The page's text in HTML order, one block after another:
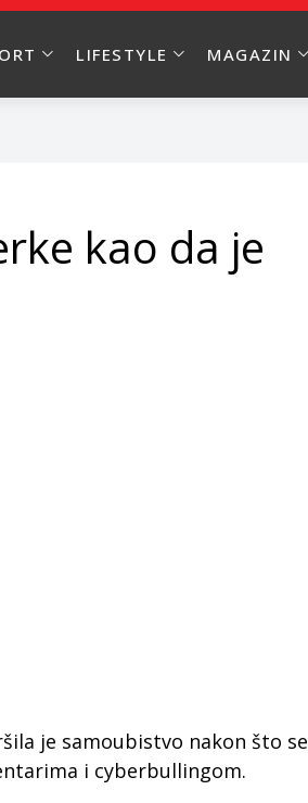
LIFESTYLE MAGAZIN
kao da je
je samoubistvo nakon što se
i cyberbullingom.